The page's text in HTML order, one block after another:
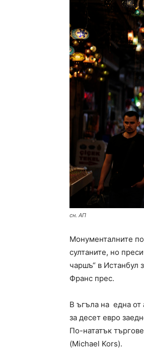
сн. АП
Moнументалните
султаните, но
чаршъ“ в Истанбул
Франс прес.
В ъгъла на една от
за десет евро
По-нататък
(Michael Kors).